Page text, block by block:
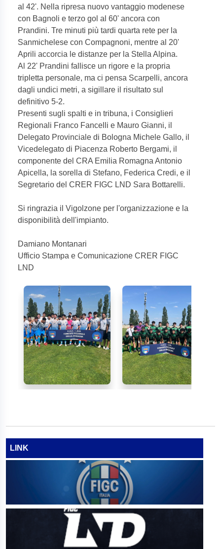
al 42'. Nella ripresa nuovo vantaggio modenese
con Bagnoli e terzo gol al 60' ancora con
Prandini. Tre minuti più tardi quarta rete per la
Sanmichelese con Compagnoni, mentre al 20'
Aprili accorcia le distanze per la Stella Alpina.
Al 22' Prandini fallisce un rigore e la propria
tripletta personale, ma ci pensa Scarpelli, ancora
dagli undici metri, a sigillare il risultato sul
definitivo 5-2.
Presenti sugli spalti e in tribuna, i Consiglieri
Regionali Franco Fancelli e Mauro Gianni, il
Delegato Provinciale di Bologna Michele Gallo, il
Vicedelegato di Piacenza Roberto Bergami, il
componente del CRA Emilia Romagna Antonio
Apicella, la sorella di Stefano, Federica Credi, e il
Segretario del CRER FIGC LND Sara Bottarelli.
Si ringrazia il Vigolzone per l'organizzazione e la
disponibilità dell'impianto.
Damiano Montanari
Ufficio Stampa e Comunicazione CRER FIGC
LND
LINK